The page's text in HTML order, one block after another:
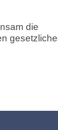
die